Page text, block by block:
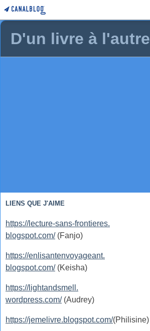
D'un livre à l'autre
LIENS QUE J'AIME
https://lecture-sans-frontieres.
blogspot.com/(Fanjo)
https://enlisantenvoyageant.
blogspot.com/(Keisha)
https://lightandsmell.
wordpress.com/(Audrey)
https://jemelivre.blogspot.com/(Philisine)